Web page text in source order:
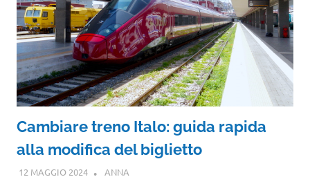
Cambiare treno Italo: guida rapida
alla modifica del biglietto
12 MAGGIO 2024 ANNA